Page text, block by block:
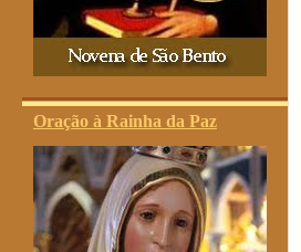
Oração à Rainha da Paz